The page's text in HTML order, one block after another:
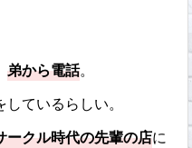
弟から電話。
しているらしい。
ークル時代の先輩の店に